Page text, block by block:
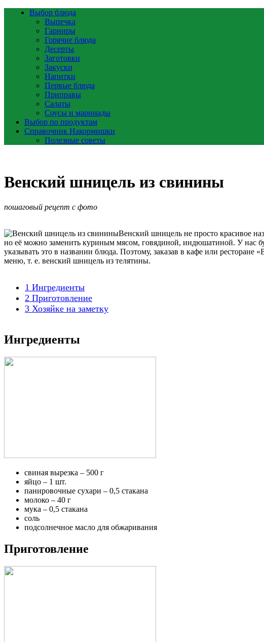
Выбор блюда
Выпечка
Гарниры
Горячие блюда
Десерты
Заготовки
Закуски
Напитки
Первые блюда
Приправы
Салаты
Соусы и маринады
Выбор по продуктам
Справочник Накормишки
Полезные советы
Венский шницель из свинины
пошаговый рецепт с фото
Венский шницель не просто красивое
но её можно заменить куриным мясом, говядиной, индюшатиной. У нас
указывать это в названии блюда. Поэтому, заказав в кафе или
меню, т. е. венский шницель из телятины.
1 Ингредиенты
2 Приготовление
3 Хозяйке на заметку
Ингредиенты
свиная вырезка – 500 г
яйцо – 1 шт.
панировочные сухари – 0,5 стакана
молоко – 40 г
мука – 0,5 стакана
соль
подсолнечное масло для обжаривания
Приготовление